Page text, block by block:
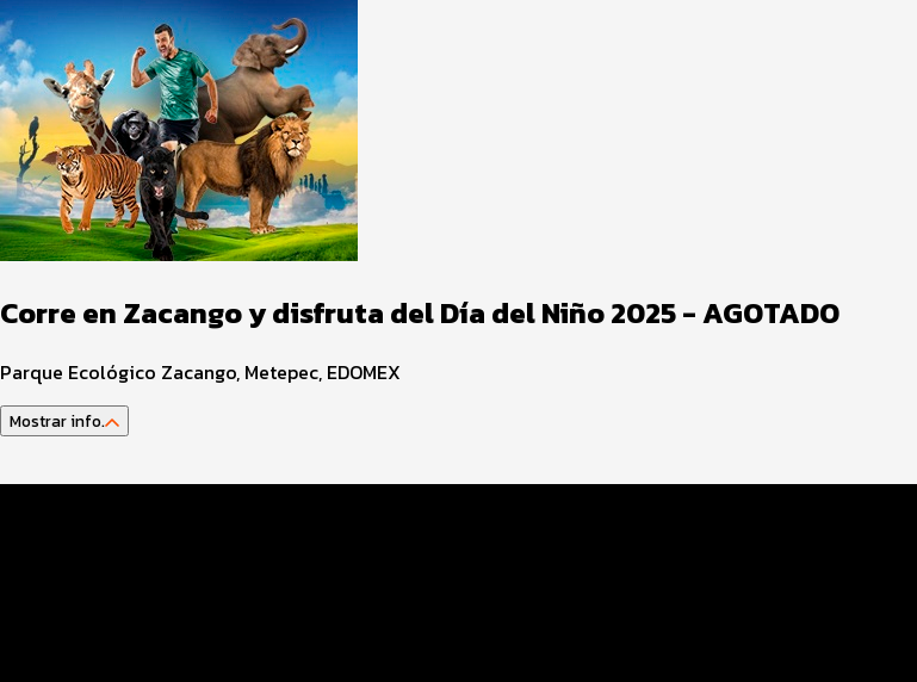
Corre en Zacango y disfruta del Día del Niño 2025 - AGOTADO
Parque Ecológico Zacango, Metepec, EDOMEX
Mostrar info.